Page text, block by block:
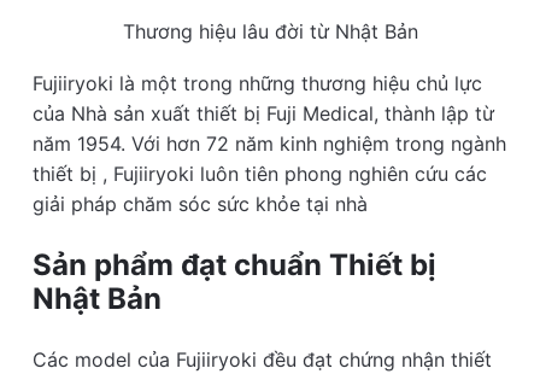
Thương hiệu lâu đời từ Nhật Bản
Fujiiryoki là một trong những thương hiệu chủ lực
của Nhà sản xuất thiết bị Fuji Medical, thành lập từ
năm 1954. Với hơn 72 năm kinh nghiệm trong ngành
thiết bị , Fujiiryoki luôn tiên phong nghiên cứu các
giải pháp chăm sóc sức khỏe tại nhà
Sản phẩm đạt chuẩn Thiết bị
Nhật Bản
Các model của Fujiiryoki đều đạt chứng nhận thiết